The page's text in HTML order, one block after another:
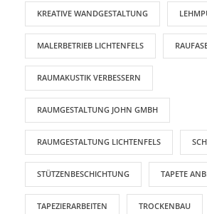
KREATIVE WANDGESTALTUNG
MALERBETRIEB LICHTENFELS
RAUMAKUSTIK VERBESSERN
RAUMGESTALTUNG JOHN GMBH
RAUMGESTALTUNG LICHTENFELS
STÜTZENBESCHICHTUNG TAPETE
TAPEZIERARBEITEN TROCKENBAU